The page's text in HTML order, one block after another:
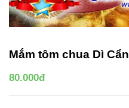
Mắm tôm chua Dì Cẩn
80.000đ